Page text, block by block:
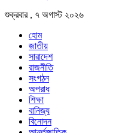
শুক্রবার , ৭ অগাস্ট ২০২৬
হোম
জাতীয়
সারাদেশ
রাজনীতি
সংগঠন
অপরাধ
শিক্ষা
বানিজ্য
বিনোদন